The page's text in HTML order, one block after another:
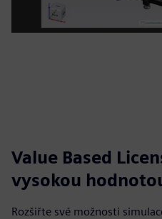
Value Based
vysokou
Rozšiřte své možnosti